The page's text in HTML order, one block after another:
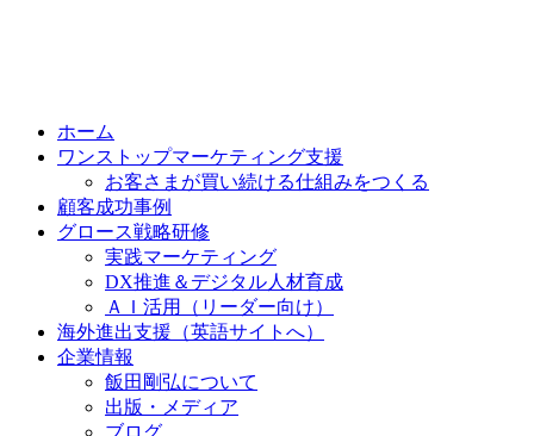
content
ホーム
ワンストップマーケティング支援
お客さまが買い続ける仕組みをつくる
顧客成功事例
グロース戦略研修
実践マーケティング
DX推進＆デジタル人材育成
ＡＩ活用（リーダー向け）
海外進出支援（英語サイトへ）
企業情報
飯田剛弘について
出版・メディア